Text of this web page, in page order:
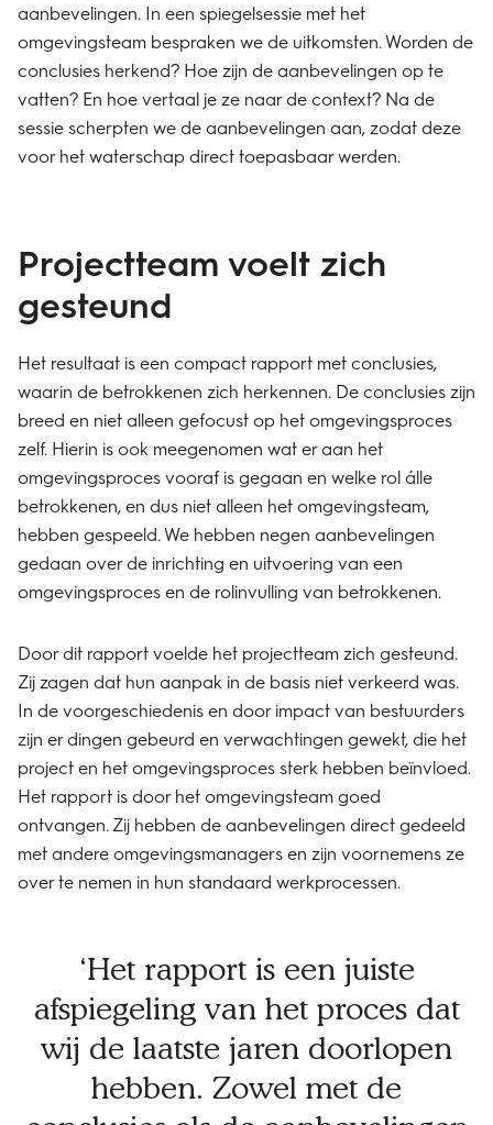
aanbevelingen. In een spiegelsessie met het
omgevingsteam bespraken we de uitkomsten. Worden de
conclusies herkend? Hoe zijn de aanbevelingen op te
vatten? En hoe vertaal je ze naar de context? Na de
sessie scherpten we de aanbevelingen aan, zodat deze
voor het waterschap direct toepasbaar werden.
Projectteam voelt zich
gesteund
Het resultaat is een compact rapport met conclusies,
waarin de betrokkenen zich herkennen. De conclusies zijn
breed en niet alleen gefocust op het omgevingsproces
zelf. Hierin is ook meegenomen wat er aan het
omgevingsproces vooraf is gegaan en welke rol álle
betrokkenen, en dus niet alleen het omgevingsteam,
hebben gespeeld. We hebben negen aanbevelingen
gedaan over de inrichting en uitvoering van een
omgevingsproces en de rolinvulling van betrokkenen.
Door dit rapport voelde het projectteam zich gesteund.
Zij zagen dat hun aanpak in de basis niet verkeerd was.
In de voorgeschiedenis en door impact van bestuurders
zijn er dingen gebeurd en verwachtingen gewekt, die het
project en het omgevingsproces sterk hebben beïnvloed.
Het rapport is door het omgevingsteam goed
ontvangen. Zij hebben de aanbevelingen direct gedeeld
met andere omgevingsmanagers en zijn voornemens ze
over te nemen in hun standaard werkprocessen.
Het rapport is een juiste
afspiegeling van het proces dat
wij de laatste jaren doorlopen
hebben. Zowel met de